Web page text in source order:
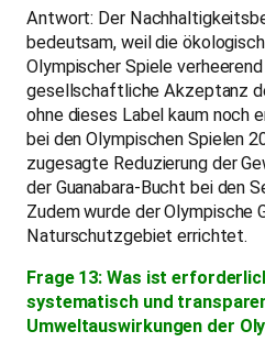
Antwort: Der
bedeutsam, weil die
Olympischer Spiele
gesellschaftliche Akzeptanz
ohne dieses Label kaum noch
bei den Olympischen Spielen
zugesagte Reduzierung der
der Guanabara-Bucht bei den
Zudem wurde der Olympische
Naturschutzgebiet errichtet.
Frage 13: Was ist
systematisch und
Umweltauswirkungen der